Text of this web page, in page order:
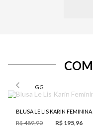
GG
BLUSA LE LIS KARIN FEMININA
R$ 489,90
R$ 195,96